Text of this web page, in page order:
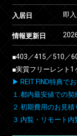
入居日 即
情報更新日
■403／415／510／
■実質フリーレント1
▶ REIT FIND特典で
１.都内最安値での契
２.初期費用のお見積
３.内覧・リモート内